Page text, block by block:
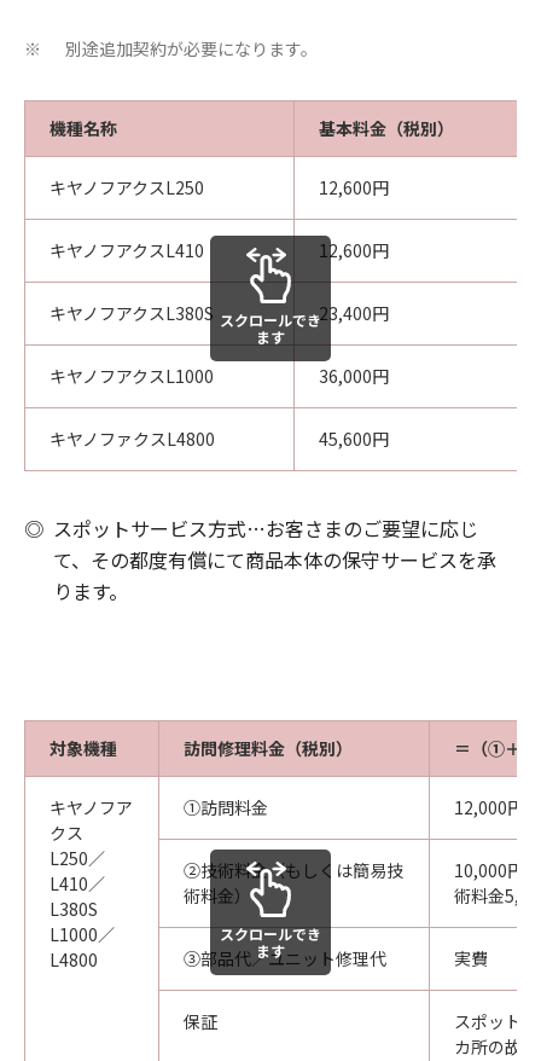
※ 別途追加契約が必要になります。
機種名称 基本料金（税別）
キヤノフアクスL250 12,600円
キヤノフアクスL410 12,600円
キヤノフアクスL380S 23,400円
キヤノフアクスL1000 36,000円
キヤノファクスL4800 45,600円
スクロールでき
ます
◎ スポットサービス方式…お客さまのご要望に応じ
て、その都度有償にて商品本体の保守サービスを承
ります。
対象機種 訪問修理料金（税別） ＝（①＋
キヤノフア
クス
L250／
L410／
L380S
L1000／
L4800
①訪問料金 12,000円
②技術料金（もしくは簡易技
術料金）
10,000円
術料金
③部品代／ユニット修理代 実費
保証
スポット
カ所の故
スクロールでき
ます